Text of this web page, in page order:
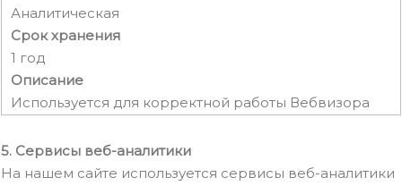
Аналитическая
Срок хранения
1 год
Описание
Используется для корректной работы Вебвизора
5. Сервисы веб-аналитики
На нашем сайте используется сервисы веб-аналитики